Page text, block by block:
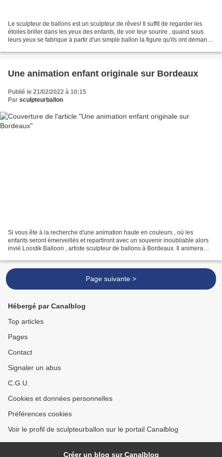
Le sculpteur de ballons est un sculpteur de rêves! Il suffit de regarder les
étoiles briller dans les yeux des enfants, de voir leur sourire , quand sous
leurs yeux se fabrique à partir d'un simple ballon la figure qu'ils ont demandé
Une animation enfant originale sur Bordeaux
Publié le 21/02/2022 à 10:15
Par sculpteurballon
Si vous ête à la recherche d'une animation haute en couleurs , où les
enfants seront émerveillés et repartiront avec un souvenir inoubliable alors
invié Loostik Balloon , artiste sculpteur de ballons à Bordeaux. Il animera
Page suivante >
Hébergé par Canalblog
Top articles
Pages
Contact
Signaler un abus
C.G.U.
Cookies et données personnelles
Préférences cookies
Voir le profil de sculpteurballon sur le portail Canalblog
Créer un blog sur Canalblog